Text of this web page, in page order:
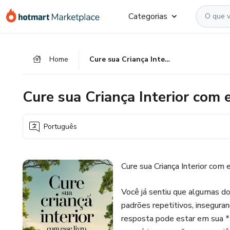
para
para
para
Categorias
Home Cure sua Criança Interior com esse Livro
Cure sua Criança Interior com
Português
Cure sua Criança Interior com
Você já sentiu que algumas
padrões repetitivos,
resposta pode estar em sua